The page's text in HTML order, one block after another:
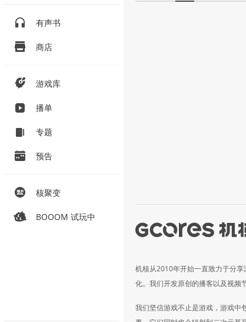
有声书
商店
游戏库
播单
专题
预告
核聚变
BOOOM 试玩中
机核从2010年开始一直致力于分
化。我们开发原创的播客以及视频
我们坚信游戏不止是游戏，游戏中